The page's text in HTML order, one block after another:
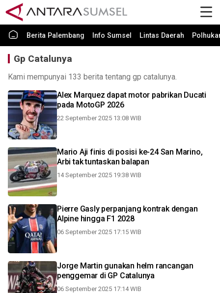
Berita Palembang Info Sumsel Lintas Daerah
Gp Catalunya
Kami mempunyai 133 berita tentang gp catalunya.
Alex Marquez dapat motor pabrikan Ducati
pada MotoGP 2026
22 September 2025 13:08 WIB
Mario Aji finis di posisi ke-24 San Marino,
Arbi tak tuntaskan balapan
14 September 2025 19:38 WIB
Pierre Gasly perpanjang kontrak dengan
Alpine hingga F1 2028
06 September 2025 17:15 WIB
Jorge Martin gunakan helm rancangan
penggemar di GP Catalunya
06 September 2025 17:14 WIB